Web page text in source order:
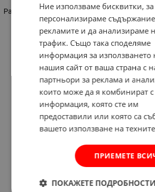
Размер-20x30см.
Отзиви към
Ние използваме бисквитки,
персонализираме
рекламите и да анализираме
трафик. Също така споделяме
информация за използването
нашия сайт от ваша страна с
партньори за реклама и
които може да я комбинират с
информация, която сте им
предоставили или която са
вашето използване на
ПРИЕМЕТЕ
ПОКАЖЕТЕ ПОДРОБНОСТИ